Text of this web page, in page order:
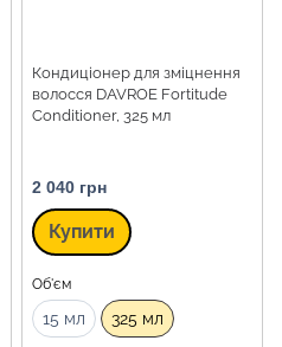
Кондиціонер для зміцнення
волосся DAVROE Fortitude
Conditioner, 325 мл
2 040 грн
Купити
Об'єм
15 мл 325 мл